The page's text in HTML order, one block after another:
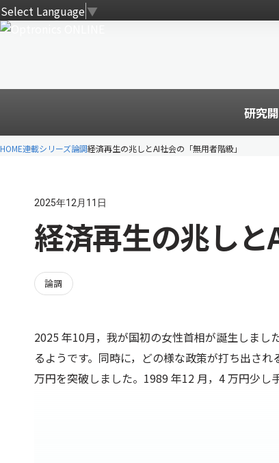
Select Language▼
研究
HOME連載シリーズ論調経済再生の兆しとAI社会の「無用者階級」
2025年12月11日
経済再生の兆しと
論調
2025 年10月，我が国初の女性首相が誕生しま
るようです。同時に，どの様な政策が打ち出さ
万円を突破しました。1989 年12 月，4 万円少し